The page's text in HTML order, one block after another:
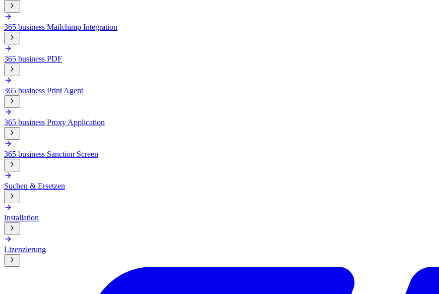
365 business Mailchimp Integration
365 business PDF
365 business Print Agent
365 business Proxy Application
365 business Sanction Screen
Suchen & Ersetzen
Installation
Lizenzierung